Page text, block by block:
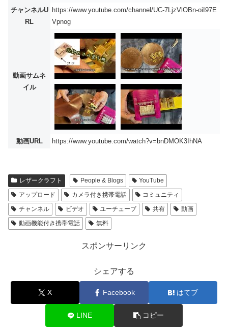
チャンネルU
RL
https://www.youtube.com/channel/UC-7LjzVlOBn-oiI97E
Vpnog
動画サムネ
イル
動画URL https://www.youtube.com/watch?v=bnDMOK3IhNA
レザークラフト People & Blogs
YouTube
アップロード
カメラ付き携帯電話
コミュニティ
チャンネル
ビデオ ユーチューブ 共有
動画
動画機能付き携帯電話
無料
スポンサーリンク
シェアする
X Facebook はてブ
LINE コピー